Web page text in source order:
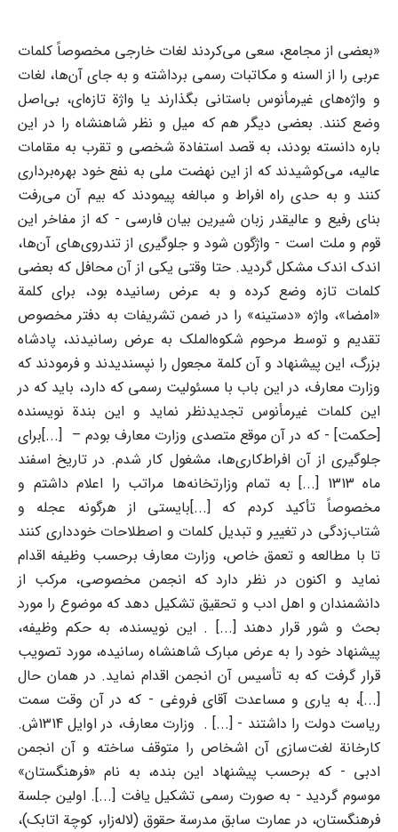
«بعضی از مجامع، سعی می‌کردند لغات خارجی مخصوصاً کلمات
عربی را از السنه و مکاتبات رسمی برداشته و به جای آن‌ها، لغات
و واژه‌های غیرمأنوس باستانی بگذارند یا واژة تازه‌ای، بی‌اصل
وضع کنند. بعضی دیگر هم که میل و نظر شاهنشاه را در این
باره دانسته بودند، به قصد استفادة شخصی و تقرب به مقامات
عالیه، می‌کوشیدند که از این نهضت ملی به نفع خود بهره‌برداری
کنند و به حدی راه افراط و مبالغه پیمودند که بیم آن می‌رفت
بنای رفیع و عالیقدر زبان شیرین بیان فارسی - که از مفاخر این
قوم و ملت است - واژگون شود و جلوگیری از تند‌روی‌های آن‌ها،
اندک اندک مشکل گردید. حتا وقتی یکی از آن محافل که بعضی
کلمات تازه وضع کرده و به عرض رسانیده بود، برای کلمة
«امضا»، واژه «دستینه» را در ضمن تشریفات به دفتر مخصوص
تقدیم و توسط مرحوم شکوه‌الملک به عرض رسانیدند، پادشاه
بزرگ، این پیشنهاد و آن کلمة مجعول را نپسندیدند و فرمودند که
وزارت معارف، در این باب با مسئولیت رسمی که دارد، باید که در
این کلمات غیرمأنوس تجدیدنظر نماید و این بندة نویسنده
[حکمت] - که در آن موقع متصدی وزارت معارف بودم – [...]برای
جلوگیری از آن افراط‌کاری‌ها، مشغول کار شدم. در تاریخ اسفند
ماه 1313 [...] به تمام وزارتخانه‌ها مراتب را اعلام داشتم و
مخصوصاً تأکید کردم که [...]بایستی از هرگونه عجله و
شتاب‌زدگی در تغییر و تبدیل کلمات و اصطلاحات خودداری کنند
تا با مطالعه و تعمق خاص، وزارت معارف برحسب وظیفه اقدام
نماید و اکنون در نظر دارد که انجمن مخصوصی، مرکب از
دانشمندان و اهل ادب و تحقیق تشکیل دهد که موضوع را مورد
بحث و شور قرار دهند [...] . این نویسنده، به حکم وظیفه،
پیشنهاد خود را به عرض مبارک شاهنشاه رسانیده، مورد تصویب
قرار گرفت که به تأسیس آن انجمن اقدام نماید. در همان حال
[...]، به یاری و مساعدت آقای فروغی - که در آن وقت سمت
ریاست دولت را داشتند - [...] . وزارت معارف، در اوایل 1314ش.
کارخانة لغت‌سازی آن اشخاص را متوقف ساخته و آن انجمن
ادبی - که برحسب پیشنهاد این بنده، به نام «فرهنگستان»
موسوم گردید - به صورت رسمی تشکیل یافت [...]. اولین جلسة
فرهنگستان، در عمارت سابق مدرسة حقوق (لاله‌زار، کوچة اتابک)،